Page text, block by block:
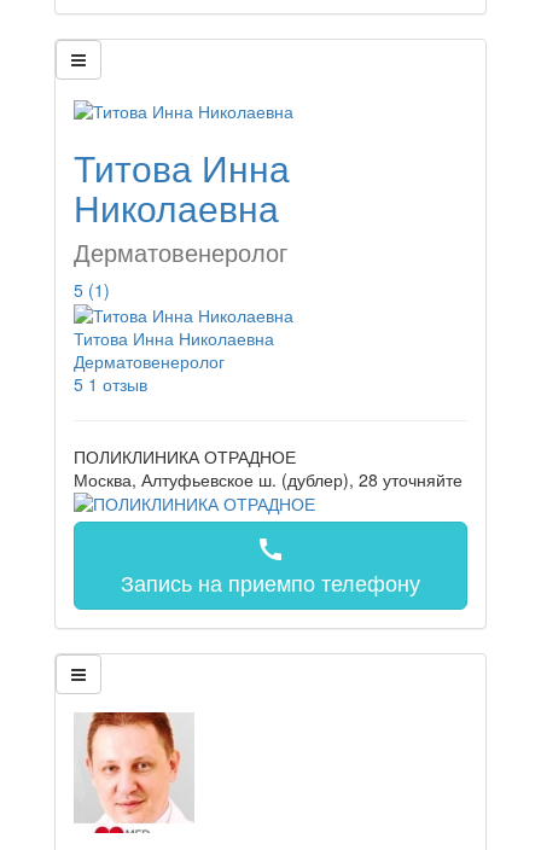
Титова Инна
Николаевна
Дерматовенеролог
5 (1)
Титова Инна Николаевна
Дерматовенеролог
5 1 отзыв
ПОЛИКЛИНИКА ОТРАДНОЕ
Москва, Алтуфьевское ш. (дублер), 28 уточняйте
call
Запись на приемпо телефону